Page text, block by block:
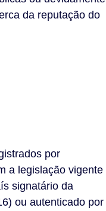
da reputação do
por
a legislação vigente
signatário da
ou autenticado por